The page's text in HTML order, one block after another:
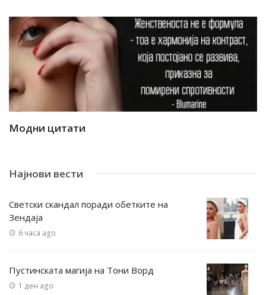
Модни цитати
Најнови вести
Светски скандал поради обетките на
Зендаја
6 часа ago
Пустинската магија на Тони Ворд
1 ден ago